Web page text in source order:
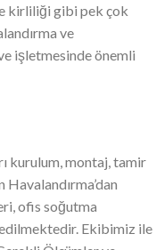
kirliliği gibi pek çok
ve
işletmesinde önemli
kurulum, montaj, tamir
ofis soğutma
Ekibimiz ile